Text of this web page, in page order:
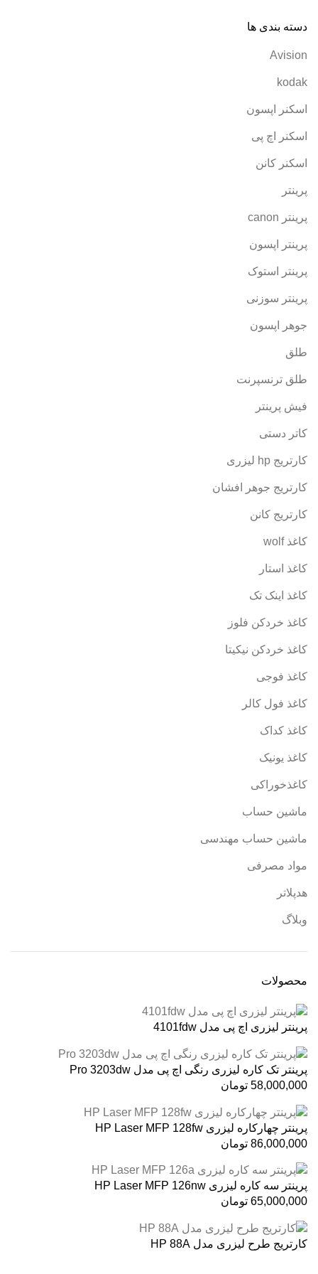
دسته بندی ها
Avision
kodak
اسکنر اپسون
اسکنر اچ پی
اسکنر کانن
پرینتر
پرینتر canon
پرینتر اپسون
پرینتر استوک
پرینتر سوزنی
جوهر اپسون
طلق
طلق ترنسپرنت
فیش پرینتر
کاتر دستی
کارتریج hp لیزری
کارتریج جوهر افشان
کارتریج کانن
کاغذ wolf
کاغذ استار
کاغذ اینک تک
کاغذ خردکن فلوز
کاغذ خردکن نیکیتا
کاغذ فوجی
کاغذ فول کالر
کاغذ کداک
کاغذ یونیک
کاغذخوراکی
ماشین حساب
ماشین حساب مهندسی
مواد مصرفی
هدپلاتر
وبلاگ
محصولات
پرینتر لیزری اچ پی مدل 4101fdw
پرینتر تک کاره لیزری رنگی اچ پی مدل Pro 3203dw
58,000,000 تومان
پرینتر چهارکاره لیزری HP Laser MFP 128fw
86,000,000 تومان
پرینتر سه کاره لیزری HP Laser MFP 126nw
65,000,000 تومان
کارتریج طرح لیزری مدل HP 88A